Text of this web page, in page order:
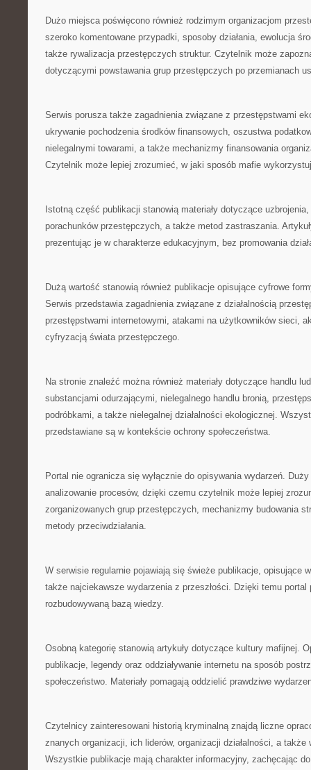
Dużo miejsca poświęcono również rodzimym organizacjom
szeroko komentowane przypadki, sposoby działania, ewolucja
także rywalizacja przestępczych struktur. Czytelnik może
dotyczącymi powstawania grup przestępczych po przemianach
Serwis porusza także zagadnienia związane z przestępstwami
ukrywanie pochodzenia środków finansowych, oszustwa
nielegalnymi towarami, a także mechanizmy finansowania
Czytelnik może lepiej zrozumieć, w jaki sposób mafie
Istotną część publikacji stanowią materiały dotyczące uzbrojenia,
porachunków przestępczych, a także metod zastraszania.
prezentując je w charakterze edukacyjnym, bez promowania
Dużą wartość stanowią również publikacje opisujące cyfrowe
Serwis przedstawia zagadnienia związane z działalnością
przestępstwami internetowymi, atakami na użytkowników sieci,
cyfryzacją świata przestępczego.
Na stronie znaleźć można również materiały dotyczące handlu
substancjami odurzającymi, nielegalnego handlu bronią,
podróbkami, a także nielegalnej działalności ekologicznej.
przedstawiane są w kontekście ochrony społeczeństwa.
Portal nie ogranicza się wyłącznie do opisywania wydarzeń.
analizowanie procesów, dzięki czemu czytelnik może lepiej
zorganizowanych grup przestępczych, mechanizmy budowania
metody przeciwdziałania.
W serwisie regularnie pojawiają się świeże publikacje, opisujące
także najciekawsze wydarzenia z przeszłości. Dzięki temu portal
rozbudowywaną bazą wiedzy.
Osobną kategorię stanowią artykuły dotyczące kultury mafijnej.
publikacje, legendy oraz oddziaływanie internetu na sposób
społeczeństwo. Materiały pomagają oddzielić prawdziwe
Czytelnicy zainteresowani historią kryminalną znajdą liczne
znanych organizacji, ich liderów, organizacji działalności, a także
Wszystkie publikacje mają charakter informacyjny, zachęcając